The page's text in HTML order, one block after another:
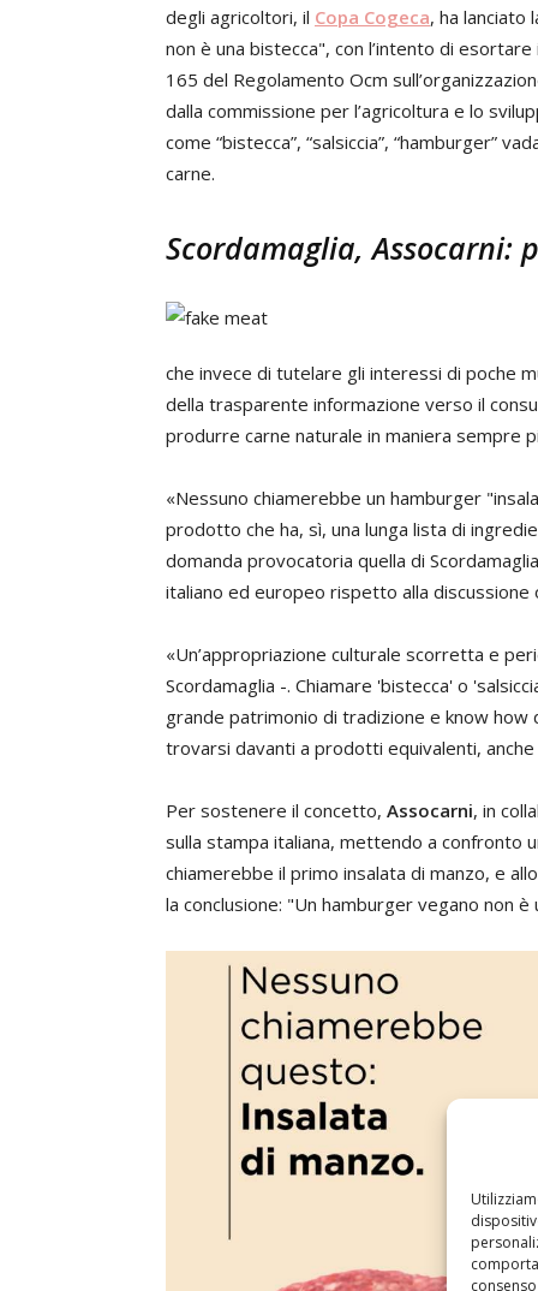
degli agricoltori, il Copa Cogeca, ha lanciato
non è una bistecca", con l’intento di
165 del Regolamento Ocm
dalla commissione per l’agricoltura e lo
come “bistecca”, “salsiccia”, “hamburger”
carne.
Scordamaglia,
che invece di tutelare gli interessi di poche
della trasparente informazione verso il
produrre carne naturale in maniera sempre
«Nessuno chiamerebbe un hamburger
prodotto che ha, sì, una lunga lista di
domanda provocatoria quella di
italiano ed europeo rispetto alla discussione
«Un’appropriazione culturale scorretta e
Scordamaglia -. Chiamare 'bistecca' o
grande patrimonio di tradizione e know
trovarsi davanti a prodotti equivalenti,
Per sostenere il concetto, Assocarni, in
sulla stampa italiana, mettendo a confronto
chiamerebbe il primo insalata di manzo, e
la conclusione: "Un hamburger vegano non è